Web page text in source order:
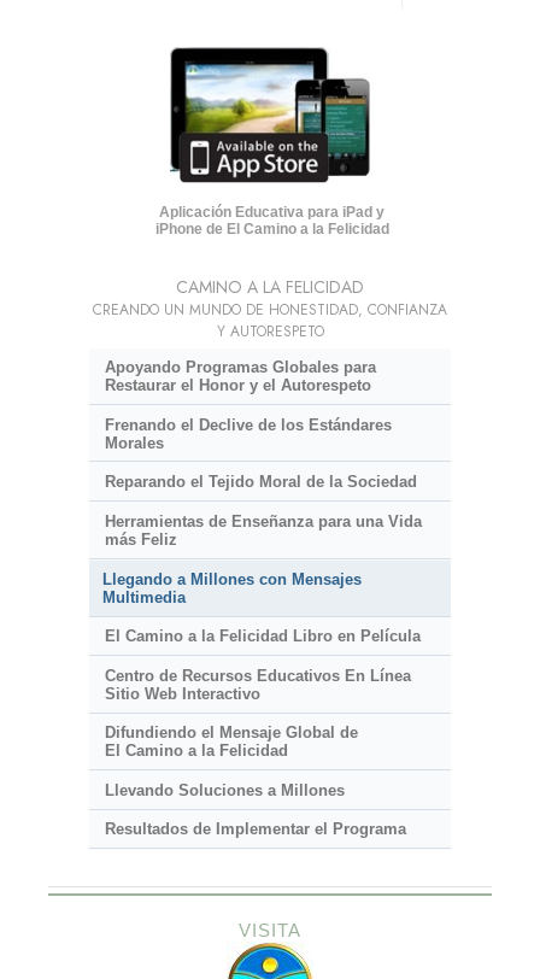
Aplicación Educativa para iPad y
iPhone de El Camino a la Felicidad
CAMINO A LA FELICIDAD
CREANDO UN MUNDO DE HONESTIDAD, CONFIANZA
Y AUTORESPETO
Apoyando Programas Globales para
Restaurar el Honor y el Autorespeto
Frenando el Declive de los Estándares
Morales
Reparando el Tejido Moral de la Sociedad
Herramientas de Enseñanza para una Vida
más Feliz
Llegando a Millones con Mensajes
Multimedia
El Camino a la Felicidad Libro en Película
Centro de Recursos Educativos En Línea
Sitio Web Interactivo
Difundiendo el Mensaje Global de
El Camino a la Felicidad
Llevando Soluciones a Millones
Resultados de Implementar el Programa
VISITA